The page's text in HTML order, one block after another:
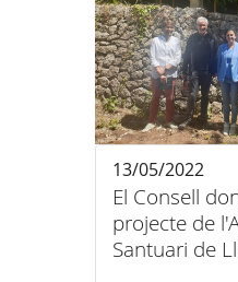
El Consell
projecte de
Santuari de
13/05/2022